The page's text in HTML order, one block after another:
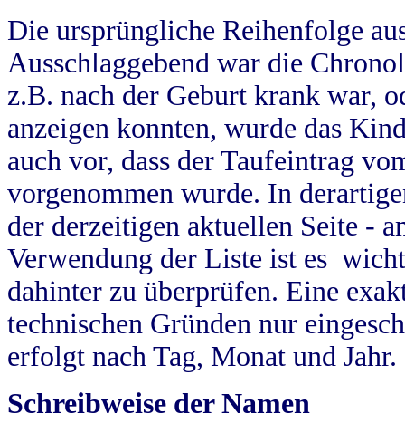
Die ursprüngliche Reihenfolge
Ausschlaggebend war die
z.B. nach der Geburt krank war,
anzeigen konnten, wurde das
auch vor, dass der Taufeintrag
vorgenommen wurde. In
der derzeitigen aktuellen Seite -
Verwendung der Liste ist es
dahinter zu überprüfen. Eine
technischen Gründen nur
erfolgt nach Tag, Monat und Jahr.
Schreibweise der Namen